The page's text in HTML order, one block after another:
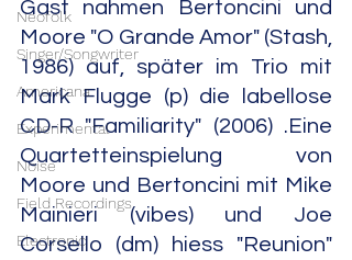
Neofolk
Singer/Songwriter
Americana
Experimental
Noise
Field Recordings
Electronic
Gast nahmen Bertoncini und
Moore "O Grande Amor" (Stash,
1986) auf, später im Trio mit
Mark Flugge (p) die labellose
CD-R "Familiarity" (2006) .Eine
Quartetteinspielung von
Moore und Bertoncini mit Mike
Mainieri (vibes) und Joe
Corsello (dm) hiess "Reunion"